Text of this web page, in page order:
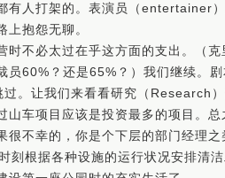
有人打架的。表演员（entertainer
抱怨无聊。
不必太过在乎这方面的支出。（克
员60%？还是65%？）我们继续。
。让我们来看看研究（Research
车项目应该是投资最多的项目。总
不幸的，你是个下层的部门经理之
根据各种设施的运行状况安排清